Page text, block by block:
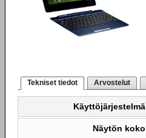
Tekniset tiedot Arvostelut
Käyttöjärjestelmä
Näytön koko